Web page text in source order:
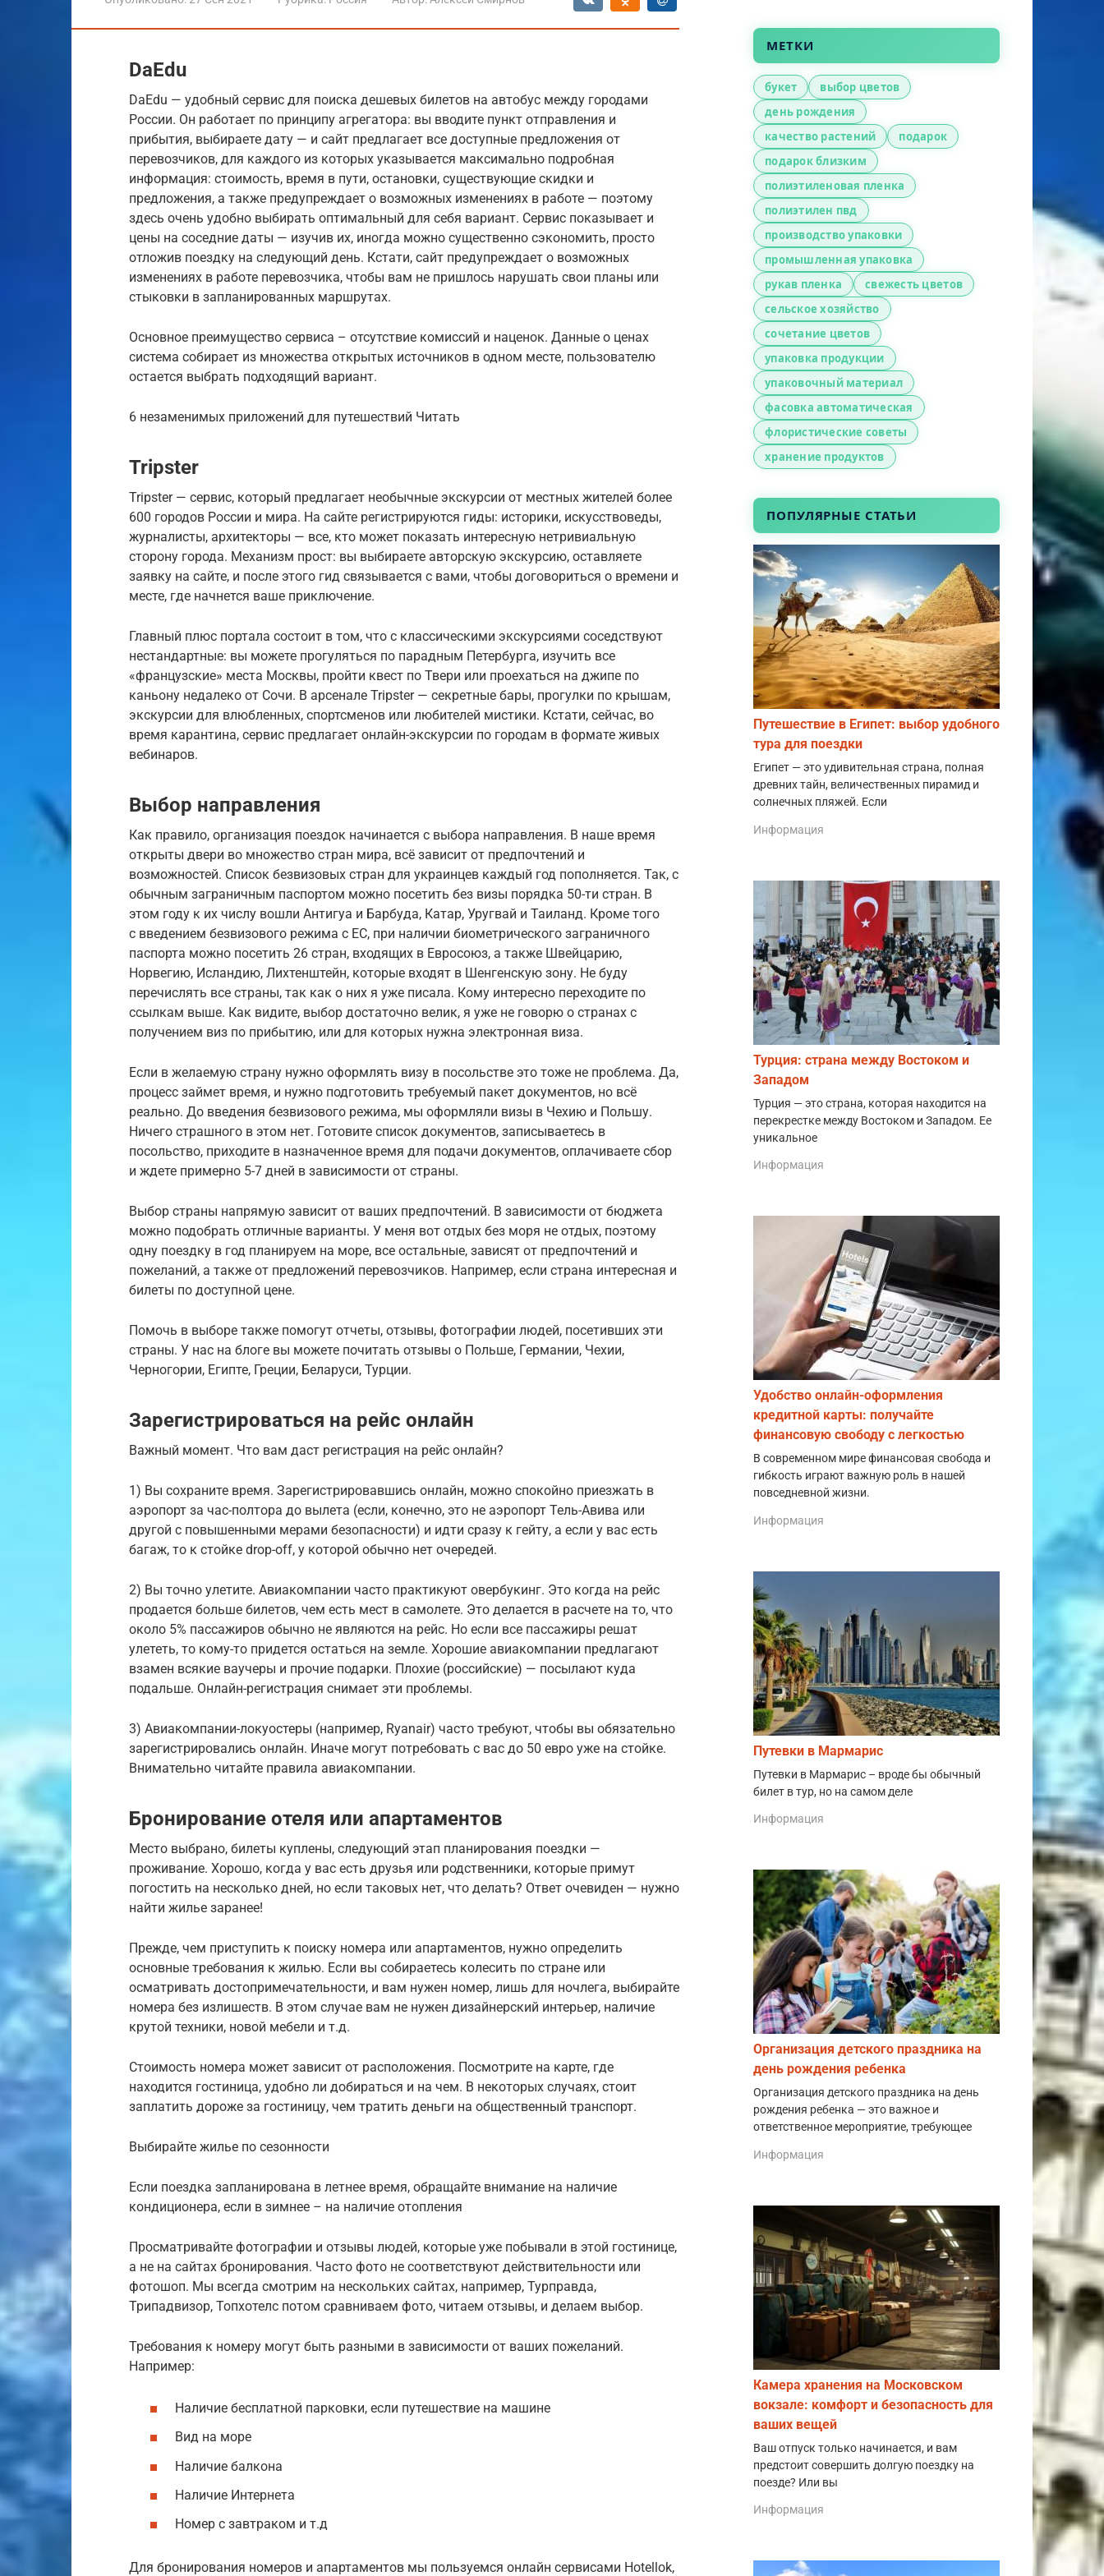
DaEdu
DaEdu — удобный сервис для поиска дешевых билетов на автобус между городами
России. Он работает по принципу агрегатора: вы вводите пункт отправления и
прибытия, выбираете дату — и сайт предлагает все доступные предложения от
перевозчиков, для каждого из которых указывается максимально подробная
информация: стоимость, время в пути, остановки, существующие скидки и
предложения, а также предупреждает о возможных изменениях в работе — поэтому
здесь очень удобно выбирать оптимальный для себя вариант. Сервис показывает и
цены на соседние даты — изучив их, иногда можно существенно сэкономить, просто
отложив поездку на следующий день. Кстати, сайт предупреждает о возможных
изменениях в работе перевозчика, чтобы вам не пришлось нарушать свои планы или
стыковки в запланированных маршрутах.
Основное преимущество сервиса – отсутствие комиссий и наценок. Данные о ценах
система собирает из множества открытых источников в одном месте, пользователю
остается выбрать подходящий вариант.
6 незаменимых приложений для путешествий Читать
Tripster
Tripster — сервис, который предлагает необычные экскурсии от местных жителей более
600 городов России и мира. На сайте регистрируются гиды: историки, искусствоведы,
журналисты, архитекторы — все, кто может показать интересную нетривиальную
сторону города. Механизм прост: вы выбираете авторскую экскурсию, оставляете
заявку на сайте, и после этого гид связывается с вами, чтобы договориться о времени и
месте, где начнется ваше приключение.
Главный плюс портала состоит в том, что с классическими экскурсиями соседствуют
нестандартные: вы можете прогуляться по парадным Петербурга, изучить все
«французские» места Москвы, пройти квест по Твери или проехаться на джипе по
каньону недалеко от Сочи. В арсенале Tripster — секретные бары, прогулки по крышам,
экскурсии для влюбленных, спортсменов или любителей мистики. Кстати, сейчас, во
время карантина, сервис предлагает онлайн-экскурсии по городам в формате живых
вебинаров.
Выбор направления
Как правило, организация поездок начинается с выбора направления. В наше время
открыты двери во множество стран мира, всё зависит от предпочтений и
возможностей. Список безвизовых стран для украинцев каждый год пополняется. Так, с
обычным заграничным паспортом можно посетить без визы порядка 50-ти стран. В
этом году к их числу вошли Антигуа и Барбуда, Катар, Уругвай и Таиланд. Кроме того
с введением безвизового режима с ЕС, при наличии биометрического заграничного
паспорта можно посетить 26 стран, входящих в Евросоюз, а также Швейцарию,
Норвегию, Исландию, Лихтенштейн, которые входят в Шенгенскую зону. Не буду
перечислять все страны, так как о них я уже писала. Кому интересно переходите по
ссылкам выше. Как видите, выбор достаточно велик, я уже не говорю о странах с
получением виз по прибытию, или для которых нужна электронная виза.
Если в желаемую страну нужно оформлять визу в посольстве это тоже не проблема. Да,
процесс займет время, и нужно подготовить требуемый пакет документов, но всё
реально. До введения безвизового режима, мы оформляли визы в Чехию и Польшу.
Ничего страшного в этом нет. Готовите список документов, записываетесь в
посольство, приходите в назначенное время для подачи документов, оплачиваете сбор
и ждете примерно 5-7 дней в зависимости от страны.
Выбор страны напрямую зависит от ваших предпочтений. В зависимости от бюджета
можно подобрать отличные варианты. У меня вот отдых без моря не отдых, поэтому
одну поездку в год планируем на море, все остальные, зависят от предпочтений и
пожеланий, а также от предложений перевозчиков. Например, если страна интересная и
билеты по доступной цене.
Помочь в выборе также помогут отчеты, отзывы, фотографии людей, посетивших эти
страны. У нас на блоге вы можете почитать отзывы о Польше, Германии, Чехии,
Черногории, Египте, Греции, Беларуси, Турции.
Зарегистрироваться на рейс онлайн
Важный момент. Что вам даст регистрация на рейс онлайн?
1) Вы сохраните время. Зарегистрировавшись онлайн, можно спокойно приезжать в
аэропорт за час-полтора до вылета (если, конечно, это не аэропорт Тель-Авива или
другой с повышенными мерами безопасности) и идти сразу к гейту, а если у вас есть
багаж, то к стойке drop-off, у которой обычно нет очередей.
2) Вы точно улетите. Авиакомпании часто практикуют овербукинг. Это когда на рейс
продается больше билетов, чем есть мест в самолете. Это делается в расчете на то, что
около 5% пассажиров обычно не являются на рейс. Но если все пассажиры решат
улететь, то кому-то придется остаться на земле. Хорошие авиакомпании предлагают
взамен всякие ваучеры и прочие подарки. Плохие (российские) — посылают куда
подальше. Онлайн-регистрация снимает эти проблемы.
3) Авиакомпании-локуостеры (например, Ryanair) часто требуют, чтобы вы обязательно
зарегистрировались онлайн. Иначе могут потребовать с вас до 50 евро уже на стойке.
Внимательно читайте правила авиакомпании.
Бронирование отеля или апартаментов
Место выбрано, билеты куплены, следующий этап планирования поездки —
проживание. Хорошо, когда у вас есть друзья или родственники, которые примут
погостить на несколько дней, но если таковых нет, что делать? Ответ очевиден — нужно
найти жилье заранее!
Прежде, чем приступить к поиску номера или апартаментов, нужно определить
основные требования к жилью. Если вы собираетесь колесить по стране или
осматривать достопримечательности, и вам нужен номер, лишь для ночлега, выбирайте
номера без излишеств. В этом случае вам не нужен дизайнерский интерьер, наличие
крутой техники, новой мебели и т.д.
Стоимость номера может зависит от расположения. Посмотрите на карте, где
находится гостиница, удобно ли добираться и на чем. В некоторых случаях, стоит
заплатить дороже за гостиницу, чем тратить деньги на общественный транспорт.
Выбирайте жилье по сезонности
Если поездка запланирована в летнее время, обращайте внимание на наличие
кондиционера, если в зимнее – на наличие отопления
Просматривайте фотографии и отзывы людей, которые уже побывали в этой гостинице,
а не на сайтах бронирования. Часто фото не соответствуют действительности или
фотошоп. Мы всегда смотрим на нескольких сайтах, например, Турправда,
Трипадвизор, Топхотелс потом сравниваем фото, читаем отзывы, и делаем выбор.
Требования к номеру могут быть разными в зависимости от ваших пожеланий.
Например:
Наличие бесплатной парковки, если путешествие на машине
Вид на море
Наличие балкона
Наличие Интернета
Номер с завтраком и т.д
Для бронирования номеров и апартаментов мы пользуемся онлайн сервисами Hotellok,
МЕТКИ
букет
выбор цветов
день рождения
качество растений
подарок
подарок близким
полиэтиленовая пленка
полиэтилен пвд
производство упаковки
промышленная упаковка
рукав пленка
свежесть цветов
сельское хозяйство
сочетание цветов
упаковка продукции
упаковочный материал
фасовка автоматическая
флористические советы
хранение продуктов
ПОПУЛЯРНЫЕ СТАТЬИ
Путешествие в Египет: выбор удобного
тура для поездки
Египет — это удивительная страна, полная
древних тайн, величественных пирамид и
солнечных пляжей. Если
Информация
Турция: страна между Востоком и
Западом
Турция — это страна, которая находится на
перекрестке между Востоком и Западом. Ее
уникальное
Информация
Удобство онлайн-оформления
кредитной карты: получайте
финансовую свободу с легкостью
В современном мире финансовая свобода и
гибкость играют важную роль в нашей
повседневной жизни.
Информация
Путевки в Мармарис
Путевки в Мармарис – вроде бы обычный
билет в тур, но на самом деле
Информация
Организация детского праздника на
день рождения ребенка
Организация детского праздника на день
рождения ребенка — это важное и
ответственное мероприятие, требующее
Информация
Камера хранения на Московском
вокзале: комфорт и безопасность для
ваших вещей
Ваш отпуск только начинается, и вам
предстоит совершить долгую поездку на
поезде? Или вы
Информация